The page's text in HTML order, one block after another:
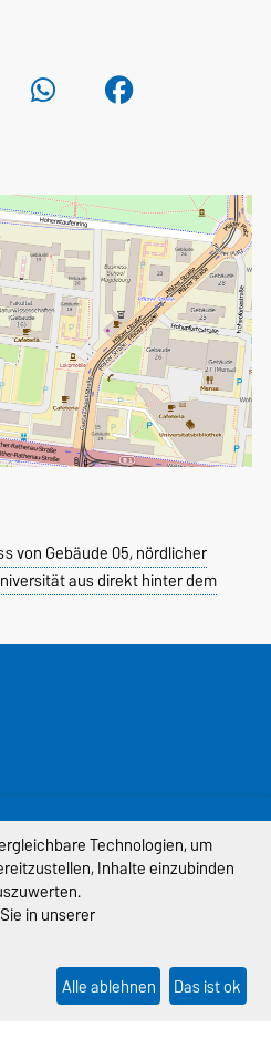
von Gebäude 05, nördlicher
aus direkt hinter dem
Einstellungen
Technologien, um
Inhalte einzubinden
in unserer
Alle ablehnen Das ist ok